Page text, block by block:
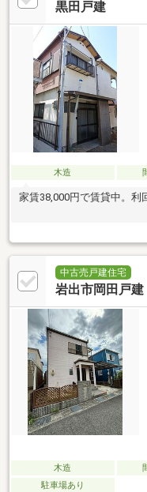
黒田戸建
木造
家賃38,000円で賃貸中。利
中古売戸建住宅
岩出市岡田戸建
木造
駐車場あり